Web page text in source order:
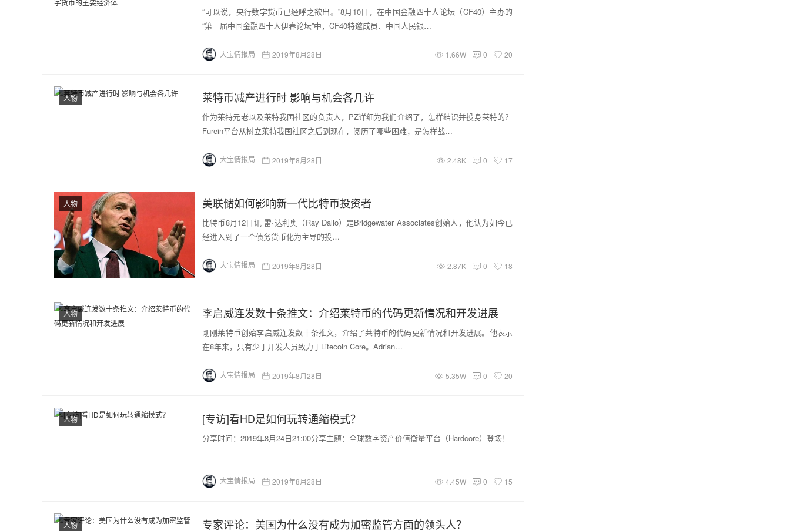
“可以说，央行数字货币已经呼之欲出。”8月10日，在中国金融四十人论坛（CF40）主办的
“第三届中国金融四十人伊春论坛”中，CF40特邀成员、中国人民银…
大宝情报局 2019年8月28日 1.66W 0 20
莱特币减产进行时 影响与机会各几许
人物
作为莱特元老以及莱特我国社区的负责人，PZ详细为我们介绍了，怎样结识并投身莱特的？
Furein平台从树立莱特我国社区之后到现在，阅历了哪些困难，是怎样战…
大宝情报局 2019年8月28日 2.48K 0 17
美联储如何影响新一代比特币投资者
人物
比特币8月12日讯 雷·达利奥（Ray Dalio）是Bridgewater Associates创始人，他认为如今已
经进入到了一个债务货币化为主导的投…
大宝情报局 2019年8月28日 2.87K 0 18
李启威连发数十条推文：介绍莱特币的代码更新情况和开发进展
人物
刚刚莱特币创始李启威连发数十条推文，介绍了莱特币的代码更新情况和开发进展。他表示
在8年来，只有少于开发人员致力于Litecoin Core。Adrian…
大宝情报局 2019年8月28日 5.35W 0 20
[专访]看HD是如何玩转通缩模式？
人物
分享时间：2019年8月24日21:00分享主题：全球数字资产价值衡量平台（Hardcore）登场！
大宝情报局 2019年8月28日 4.45W 0 15
专家评论：美国为什么没有成为加密监管方面的领头人？
人物